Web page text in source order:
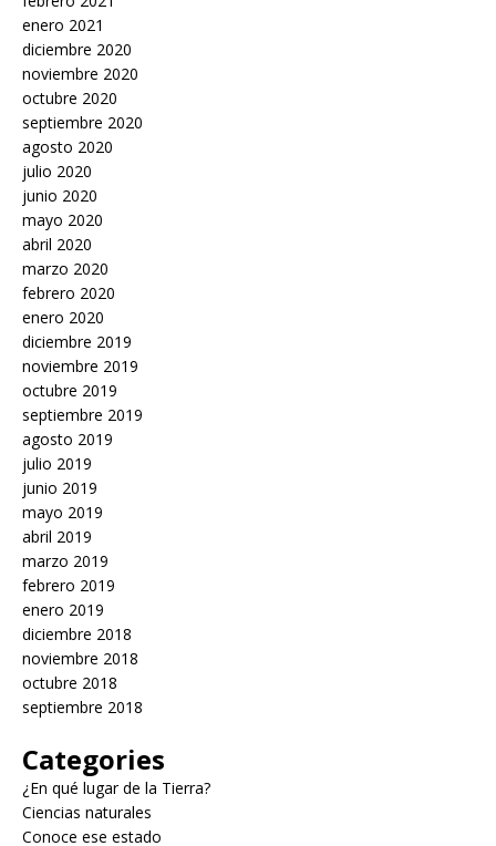
enero 2021
diciembre 2020
noviembre 2020
octubre 2020
septiembre 2020
agosto 2020
julio 2020
junio 2020
mayo 2020
abril 2020
marzo 2020
febrero 2020
enero 2020
diciembre 2019
noviembre 2019
octubre 2019
septiembre 2019
agosto 2019
julio 2019
junio 2019
mayo 2019
abril 2019
marzo 2019
febrero 2019
enero 2019
diciembre 2018
noviembre 2018
octubre 2018
septiembre 2018
Categories
¿En qué lugar de la Tierra?
Ciencias naturales
Conoce ese estado